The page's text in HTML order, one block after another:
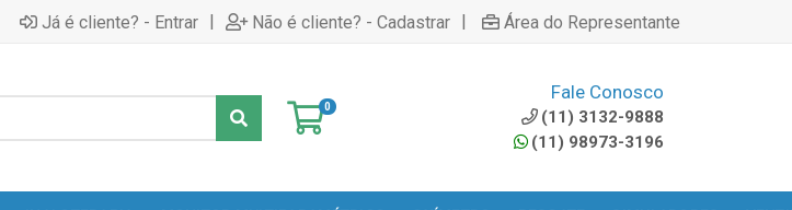
Já é cliente? - Entrar | Não é cliente? - Cadastrar | Área do Representante
0
Fale Conosco
(11) 3132-9888
(11) 98973-3196